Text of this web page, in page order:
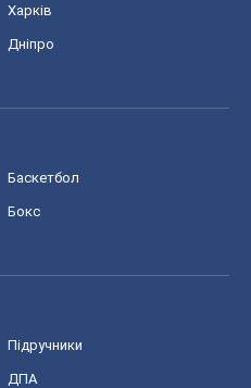
Харків
Дніпро
Баскетбол
Бокс
Підручники
ДПА